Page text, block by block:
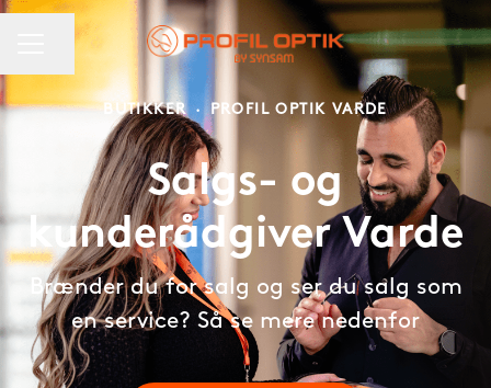
KARRIEREMENU
Del side
BUTIKKER · PROFIL OPTIK VARDE
Salgs- og
kunderådgiver Varde
Brænder du for salg og ser du salg som
en service? Så se mere nedenfor